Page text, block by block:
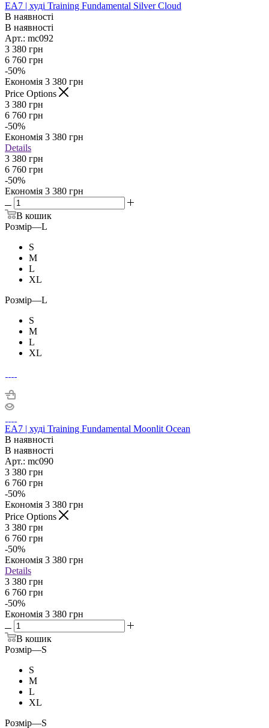
EA7 | худі Training Fundamental Silver Cloud
В наявності
В наявності
Арт.: mc092
3 380 грн
6 760 грн
-50%
Економія 3 380 грн
Price Options
3 380 грн
6 760 грн
-50%
Економія 3 380 грн
Details
3 380 грн
6 760 грн
-50%
Економія 3 380 грн
В кошик
Розмір—L
S
M
L
XL
Розмір—L
S
M
L
XL
EA7 | худі Training Fundamental Moonlit Ocean
В наявності
В наявності
Арт.: mc090
3 380 грн
6 760 грн
-50%
Економія 3 380 грн
Price Options
3 380 грн
6 760 грн
-50%
Економія 3 380 грн
Details
3 380 грн
6 760 грн
-50%
Економія 3 380 грн
В кошик
Розмір—S
S
M
L
XL
Розмір—S